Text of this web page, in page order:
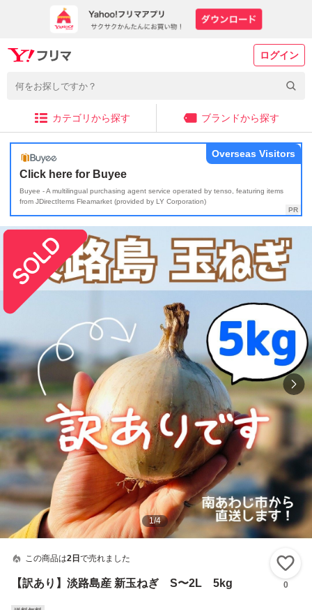
ログイン
カテゴリから探す ブランドから探す
Click here for Buyee
Buyee - A multilingual purchasing agent service operated by tenso, featuring items
from JDirectItems Fleamarket (provided by LY Corporation)
Overseas Visitors
1/4
この商品は2日 で売れました
【訳あり】淡路島産 新玉ねぎ S〜2L 5kg 0